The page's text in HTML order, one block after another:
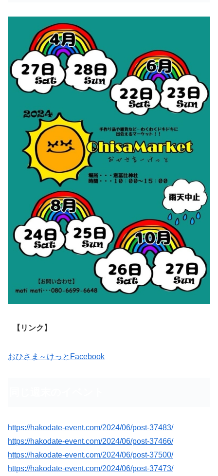
【リンク】
おひさま～けっとFacebook
https://hakodate-event.com/2024/06/post-37483/
https://hakodate-event.com/2024/06/post-37466/
https://hakodate-event.com/2024/06/post-37500/
https://hakodate-event.com/2024/06/post-37473/